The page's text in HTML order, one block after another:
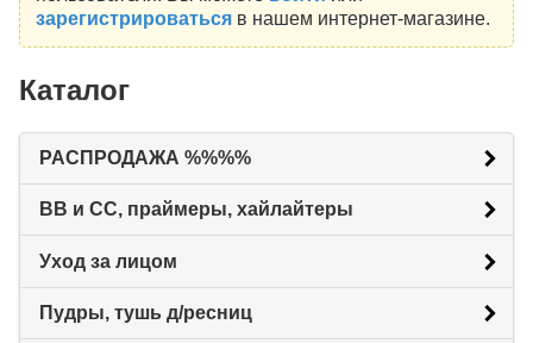
зарегистрироватьсяв нашем интернет-магазине.
Каталог
РАСПРОДАЖА %%%%
BB и CC, праймеры, хайлайтеры
Уход за лицом
Пудры, тушь д/ресниц